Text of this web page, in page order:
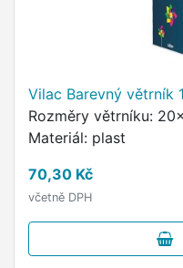
Vilac Barevný větrník
Rozměry větrníku:
Materiál: plast
70,30 Kč
včetně DPH